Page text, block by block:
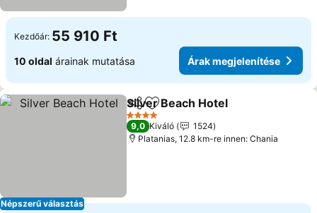
Kezdőár: 55 910 Ft
10 oldal árainak mutatása Árak megjelenítése
Népszerű választás
Megosztás
Hozzáadás a kedvencekhez
Silver Beach Hotel
4 Kategória
9,0 Kiváló
1524
Platanias, 12.8 km-re innen: Chania